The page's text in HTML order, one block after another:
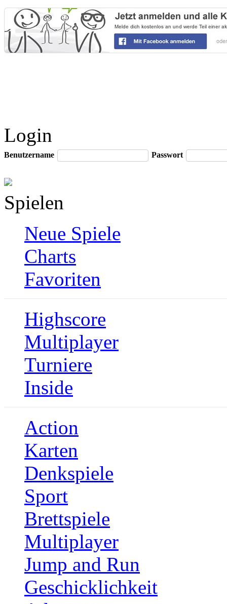
Login
Benutzername Passwort
Spielen
Neue Spiele
Charts
Favoriten
Highscore
Multiplayer
Turniere
Inside
Action
Karten
Denkspiele
Sport
Brettspiele
Multiplayer
Jump and Run
Geschicklichkeit